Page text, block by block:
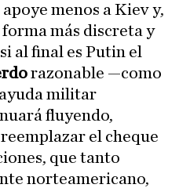
menos a Kiev y,
más discreta y
al final es Putin el
razonable —como
militar
fluyendo,
el cheque
que tanto
norteamericano,